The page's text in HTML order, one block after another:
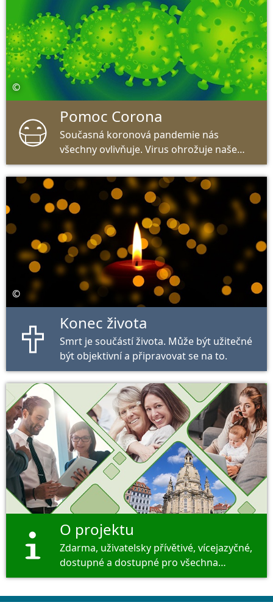
©
Pomoc Corona
Současná koronová pandemie nás
všechny ovlivňuje. Virus ohrožuje naše
zdraví, naše rodiny, profesní život,
podniky a společnost. Zde najdete tipy na
všechny životní a firemní záležitosti. To
vám umožní projít koronovou krizí
zdravou a posílenou.
©
Konec života
Smrt je součástí života. Může být užitečné
být objektivní a připravovat se na to.
O projektu
Zdarma, uživatelsky přívětivé, vícejazyčné,
dostupné a dostupné pro všechna
oblíbená zařízení.